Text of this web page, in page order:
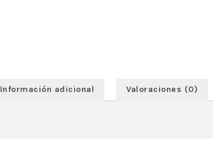
Información adicional Valoraciones (0)